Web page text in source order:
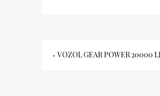
Yazı
VOZOL GEAR POWER 20000